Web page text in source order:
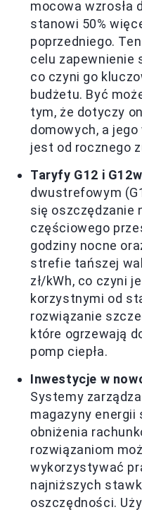
mocowa wzrosła
stanowi 50%
poprzedniego.
celu zapewnienie
co czyni go
budżetu. Być
tym, że dotyczy
domowych, a
jest od rocznego
Taryfy G12 i G12w
dwustrefowym
się oszczędzanie
częściowego
godziny nocne
strefie tańszej
zł/kWh, co czyni
korzystnymi od
rozwiązanie
które ogrzewają
pomp ciepła.
Inwestycje w
Systemy
magazyny
obniżenia
rozwiązaniom
wykorzystywać
najniższych
oszczędności.